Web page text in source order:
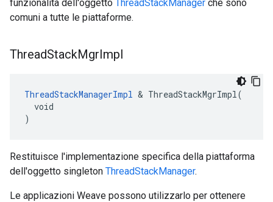
funzionalità dell'oggetto ThreadStackManager che sono
comuni a tutte le piattaforme.
ThreadStackMgrImpl
ThreadStackManagerImpl & ThreadStackMgrImpl(
  void
)
Restituisce l'implementazione specifica della piattaforma
dell'oggetto singleton ThreadStackManager.
Le applicazioni Weave possono utilizzarlo per ottenere